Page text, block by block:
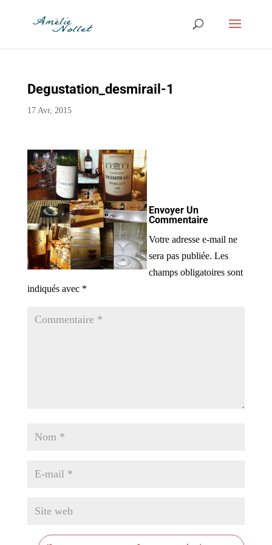
Degustation_desmirail-1
17 Avr, 2015
Envoyer Un
Commentaire
Votre adresse e-mail ne
sera pas publiée. Les
champs obligatoires sont
indiqués avec *